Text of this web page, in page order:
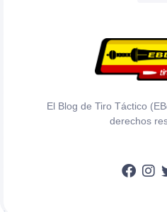
El Blog de Tiro Táctico
derechos